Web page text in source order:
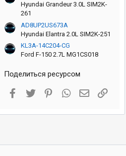
Hyundai Grandeur 3.0L SIM2K-
261
AD8UP2US673A
Hyundai Elantra 2.0L SIM2K-251
KL3A-14C204-CG
Ford F-150 2.7L MG1CS018
Поделиться ресурсом
Facebook
Twitter PinterestWhatsApp